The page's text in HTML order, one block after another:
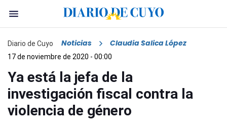
Diario de Cuyo Noticias Claudia Salica López
17 de noviembre de 2020 - 00:00
Ya está la jefa de la
investigación fiscal contra la
violencia de género